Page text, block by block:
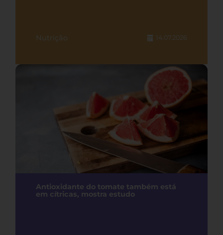
Nutrição 14.07.2026
Antioxidante do tomate também está
em cítricas, mostra estudo